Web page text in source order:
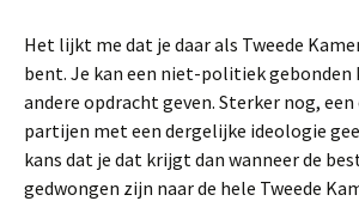
Het lijkt me dat je daar als Tweede
bent. Je kan een niet-politiek gebonden
andere opdracht geven. Sterker nog,
partijen met een dergelijke ideologie
kans dat je dat krijgt dan wanneer de
gedwongen zijn naar de hele Tweede